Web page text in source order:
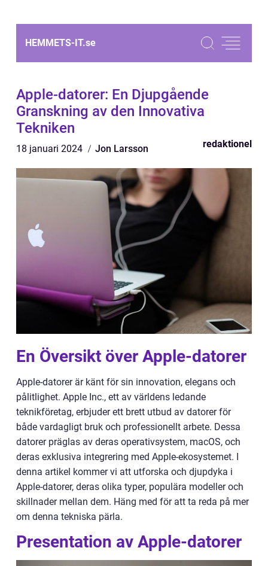
HEMMETS-IT.se
Apple-datorer: En Djupgående
Granskning av den Innovativa
Tekniken
18 januari 2024 Jon Larsson redaktionel
En Översikt över Apple-datorer
Apple-datorer är känt för sin innovation, elegans och
pålitlighet. Apple Inc., ett av världens ledande
teknikföretag, erbjuder ett brett utbud av datorer för
både vardagligt bruk och professionellt arbete. Dessa
datorer präglas av deras operativsystem, macOS, och
deras exklusiva integrering med Apple-ekosystemet. I
denna artikel kommer vi att utforska och djupdyka i
Apple-datorer, deras olika typer, populära modeller och
skillnader mellan dem. Häng med för att ta reda på mer
om denna tekniska pärla.
Presentation av Apple-datorer